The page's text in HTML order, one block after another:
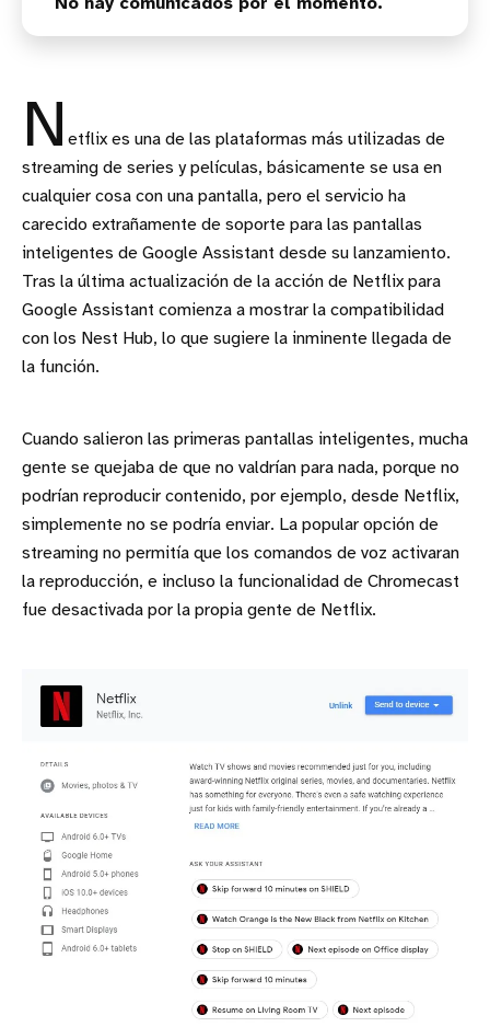
N etflix es una de las plataformas más utilizadas de
streaming de series y películas, básicamente se usa en
cualquier cosa con una pantalla, pero el servicio ha
carecido extrañamente de soporte para las pantallas
inteligentes de Google Assistant desde su lanzamiento.
Tras la última actualización de la acción de Netflix para
Google Assistant comienza a mostrar la compatibilidad
con los Nest Hub, lo que sugiere la inminente llegada de
la función.
Cuando salieron las primeras pantallas inteligentes, mucha
gente se quejaba de que no valdrían para nada, porque no
podrían reproducir contenido, por ejemplo, desde Netflix,
simplemente no se podría enviar. La popular opción de
streaming no permitía que los comandos de voz activaran
la reproducción, e incluso la funcionalidad de Chromecast
fue desactivada por la propia gente de Netflix.